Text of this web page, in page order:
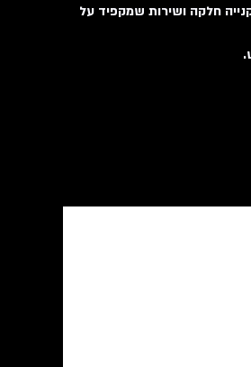
חלקה ושירות שמקפיד על